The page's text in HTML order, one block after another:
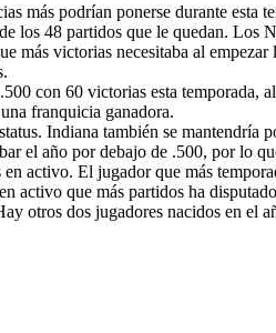
más podrían ponerse durante
los 48 partidos que le quedan.
más victorias necesitaba al
con 60 victorias esta
franquicia ganadora.
Indiana también se
el año por debajo de .500, por lo
activo. El jugador que más
activo que más partidos ha
otros dos jugadores nacidos en el